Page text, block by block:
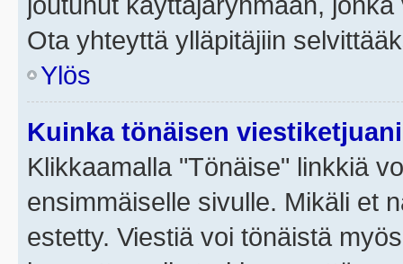
Ota yhteyttä ylläpitäjiin
Ylös
Kuinka tönäisen
Klikkaamalla "Tönäise" linkkiä
ensimmäiselle sivulle. Mikäli et
estetty. Viestiä voi tönäistä